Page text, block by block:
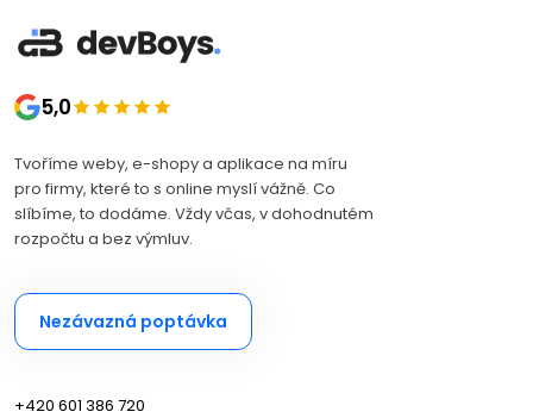
5,0
Tvoříme weby, e-shopy a aplikace na míru
pro firmy, které to s online myslí vážně. Co
slíbíme, to dodáme. Vždy včas, v dohodnutém
rozpočtu a bez výmluv.
Nezávazná poptávka
+420 601 386 720